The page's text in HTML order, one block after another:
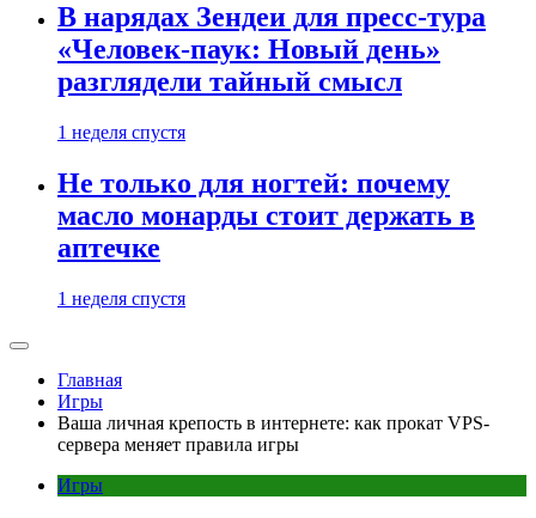
В нарядах Зендеи для пресс-тура
«Человек-паук: Новый день»
разглядели тайный смысл
1 неделя спустя
Не только для ногтей: почему
масло монарды стоит держать в
аптечке
1 неделя спустя
Главная
Игры
Ваша личная крепость в интернете: как прокат VPS-
сервера меняет правила игры
Игры